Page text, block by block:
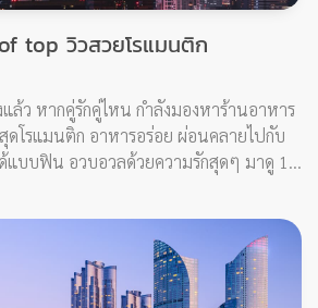
อชมวิว เหมาะกับมาเที่ยวพักผ่อนหย่อน
ไหนบ้าง